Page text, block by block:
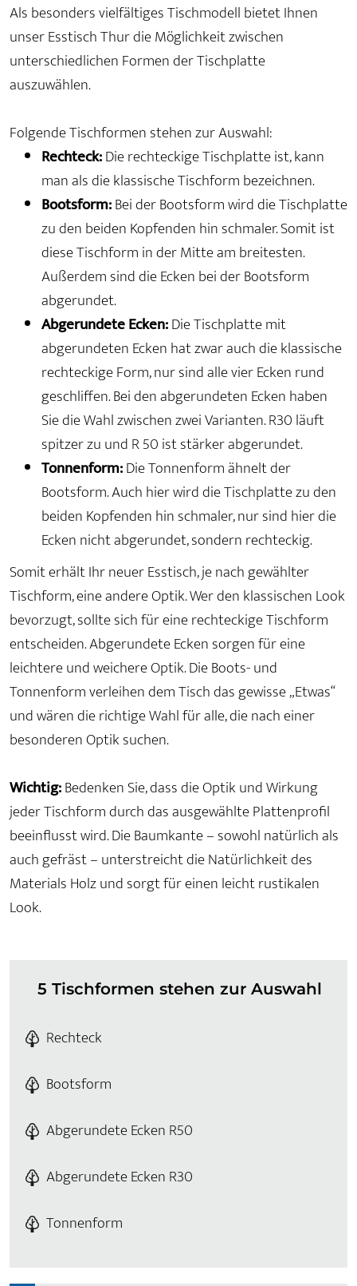
Als besonders vielfältiges Tischmodell bietet Ihnen
unser Esstisch Thur die Möglichkeit zwischen
unterschiedlichen Formen der Tischplatte
auszuwählen.
Folgende Tischformen stehen zur Auswahl:
Rechteck:Die rechteckige Tischplatte ist, kann
man als die klassische Tischform bezeichnen.
Bootsform:Bei der Bootsform wird die Tischplatte
zu den beiden Kopfenden hin schmaler. Somit ist
diese Tischform in der Mitte am breitesten.
Außerdem sind die Ecken bei der Bootsform
abgerundet.
Abgerundete Ecken:Die Tischplatte mit
abgerundeten Ecken hat zwar auch die klassische
rechteckige Form, nur sind alle vier Ecken rund
geschliffen. Bei den abgerundeten Ecken haben
Sie die Wahl zwischen zwei Varianten. R30 läuft
spitzer zu und R 50 ist stärker abgerundet.
Tonnenform:Die Tonnenform ähnelt der
Bootsform. Auch hier wird die Tischplatte zu den
beiden Kopfenden hin schmaler, nur sind hier die
Ecken nicht abgerundet, sondern rechteckig.
Somit erhält Ihr neuer Esstisch, je nach gewählter
Tischform, eine andere Optik. Wer den klassischen Look
bevorzugt, sollte sich für eine rechteckige Tischform
entscheiden. Abgerundete Ecken sorgen für eine
leichtere und weichere Optik. Die Boots- und
Tonnenform verleihen dem Tisch das gewisse „Etwas“
und wären die richtige Wahl für alle, die nach einer
besonderen Optik suchen.
Wichtig:Bedenken Sie, dass die Optik und Wirkung
jeder Tischform durch das ausgewählte Plattenprofil
beeinflusst wird. Die Baumkante – sowohl natürlich als
auch gefräst – unterstreicht die Natürlichkeit des
Materials Holz und sorgt für einen leicht rustikalen
Look.
5 Tischformen stehen zur Auswahl
Rechteck
Bootsform
Abgerundete Ecken R50
Abgerundete Ecken R30
Tonnenform